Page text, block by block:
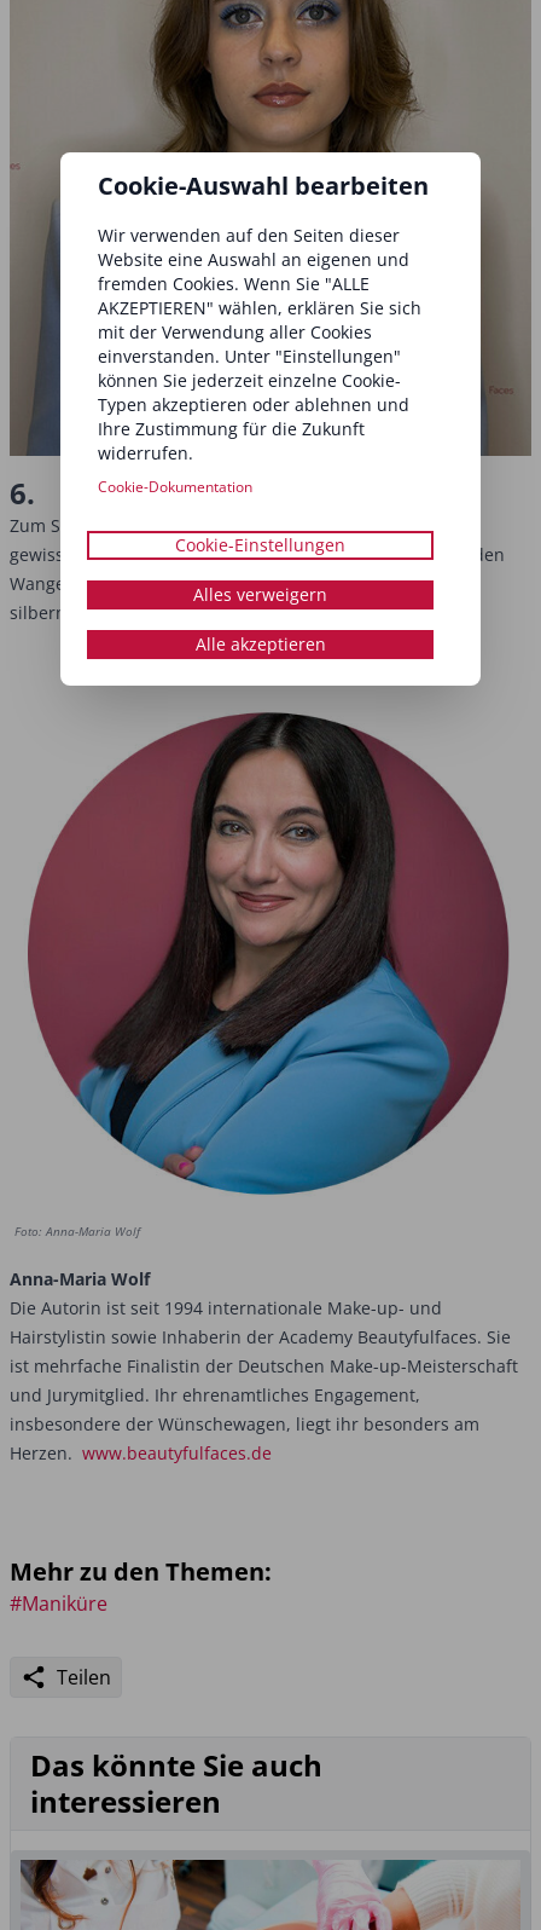
6.
Zum Schluss verleihen Sie dem Gesicht Ihrer Kundin eine
gewisse Frische: Platzieren Sie ein zart-pinkes Rouge auf den
Wangen und betonen Sie die Wangenknochen mit einem
silbernen Highlighter.
Foto: Anna-Maria Wolf
Anna-Maria Wolf
Die Autorin ist seit 1994 internationale Make-up- und
Hairstylistin sowie Inhaberin der Academy Beautyfulfaces. Sie
ist mehrfache Finalistin der Deutschen Make-up-Meisterschaft
und Jurymitglied. Ihr ehrenamtliches Engagement,
insbesondere der Wünschewagen, liegt ihr besonders am
Herzen. www.beautyfulfaces.de
Mehr zu den Themen:
#Maniküre
Teilen
Das könnte Sie auch
interessieren
Cookie-Auswahl bearbeiten
Wir verwenden auf den Seiten dieser
Website eine Auswahl an eigenen und
fremden Cookies. Wenn Sie "ALLE
AKZEPTIEREN" wählen, erklären Sie sich
mit der Verwendung aller Cookies
einverstanden. Unter "Einstellungen"
können Sie jederzeit einzelne Cookie-
Typen akzeptieren oder ablehnen und
Ihre Zustimmung für die Zukunft
widerrufen.
Cookie-Dokumentation
Cookie-Einstellungen
Alles verweigern
Alle akzeptieren